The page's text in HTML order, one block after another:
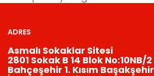
ADRES
Asmalı Sokaklar Sitesi
2801 Sokak B 14 Blok No:10NB/2
Bahçeşehir 1. Kısım Başakşehir